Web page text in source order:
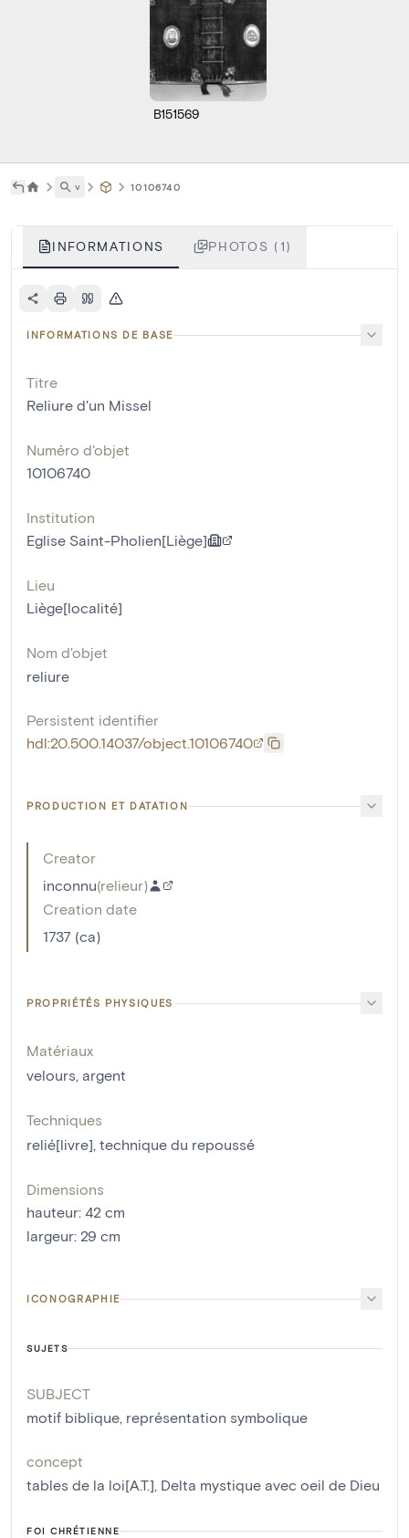
B151569
˅ 10106740
INFORMATIONS PHOTOS (1)
INFORMATIONS DE BASE
Titre
Reliure d'un Missel
Numéro d'objet
10106740
Institution
Eglise Saint-Pholien[Liège]
Lieu
Liège[localité]
Nom d'objet
reliure
Persistent identifier
hdl:20.500.14037/object.10106740
PRODUCTION ET DATATION
Creator
inconnu(relieur)
Creation date
1737 (ca)
PROPRIÉTÉS PHYSIQUES
Matériaux
velours, argent
Techniques
relié[livre], technique du repoussé
Dimensions
hauteur: 42 cm
largeur: 29 cm
ICONOGRAPHIE
SUJETS
SUBJECT
motif biblique, représentation symbolique
concept
tables de la loi[A.T.], Delta mystique avec oeil de Dieu
FOI CHRÉTIENNE